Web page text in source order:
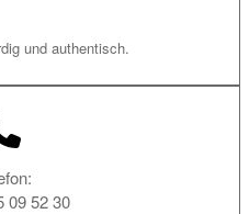
und authentisch.
09 52 30